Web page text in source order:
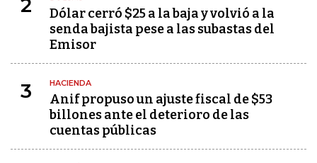
2
Dólar cerró $25 a la baja y volvió a la
senda bajista pese a las subastas del
Emisor
3 HACIENDA
Anif propuso un ajuste fiscal de $53
billones ante el deterioro de las
cuentas públicas